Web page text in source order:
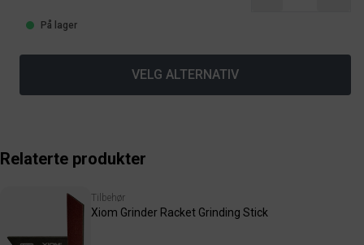
På lager
VELG ALTERNATIV
Relaterte produkter
Tilbehør
Xiom Grinder Racket Grinding Stick